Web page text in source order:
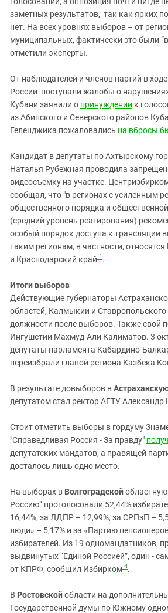
заметных результатов, так как ярких
нет. На всех уровнях выборов – от
муниципальных, фактически это были
отметили эксперты.
От наблюдателей и членов партий в
России поступали жалобы о
Кубани заявили о принуждении к
из Абинского и Северского районов
Геленджика пожаловались на вбросы
Кандидат в депутаты по Ахтырскому
Наталья Рубежная проводила
видеосъемку на участке.
сообщал, что "в регионах с усиленным
общественного порядка и
(средний уровень реагирования)
особый порядок доступа к трансляции
таким регионам, в частности,
и Краснодарский край 1 .
Итоги выборов
Действующие губернаторы
областей, Калмыкии и Ставропольского
должности после выборов. Также свой
Ингушетии Махмуд-Али Калиматов. 3
депутаты парламента Кабардино-
переизбрали главой региона Казбека
В результате довыборов в
депутатом стал ректор АГТУ
Стоит отметить выборы в гордуму
"Справедливая Россия - За правду"
депутатских мандатов, а правящей
досталось лишь одно место.
На выборах в Волгоградской
Россию” проголосовали 52,44%
16,44%, за ЛДПР – 12,99%, за СРПзП –
люди» – 5,17% и за «Партию
избирателей. Из 19 одномандатников,
выдвинутых “Единой Россией”, один -
от КПРФ, сообщил Избирком 4.
В Ростовскойобласти на
Государственной думы по Южному